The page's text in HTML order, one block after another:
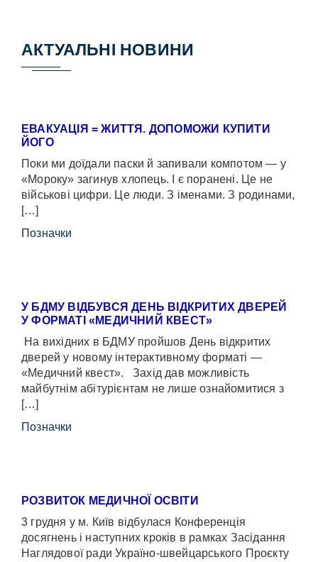
АКТУАЛЬНІ НОВИНИ
ЕВАКУАЦІЯ = ЖИТТЯ. ДОПОМОЖИ КУПИТИ
ЙОГО
Поки ми доїдали паски й запивали компотом — у
«Мороку» загинув хлопець. І є поранені. Це не
військові цифри. Це люди. З іменами. З родинами,
[…]
Позначки
У БДМУ ВІДБУВСЯ ДЕНЬ ВІДКРИТИХ ДВЕРЕЙ
У ФОРМАТІ «МЕДИЧНИЙ КВЕСТ»
На вихідних в БДМУ пройшов День відкритих
дверей у новому інтерактивному форматі —
«Медичний квест». Захід дав можливість
майбутнім абітурієнтам не лише ознайомитися з
[…]
Позначки
РОЗВИТОК МЕДИЧНОЇ ОСВІТИ
3 грудня у м. Київ відбулася Конференція
досягнень і наступних кроків в рамках Засідання
Наглядової ради Україно-швейцарського Проєкту